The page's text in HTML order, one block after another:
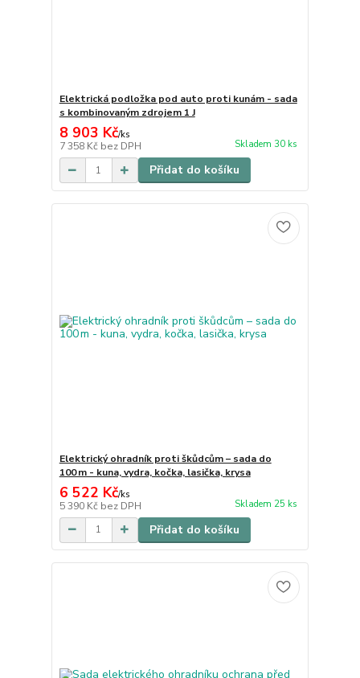
Elektrická podložka pod auto proti kunám - sada
s kombinovaným zdrojem 1 J
8 903 Kč/ks
7 358 Kč bez DPH Skladem 30 ks
Přidat do košíku
Elektrický ohradník proti škůdcům – sada do
100 m - kuna, vydra, kočka, lasička, krysa
6 522 Kč/ks
5 390 Kč bez DPH Skladem 25 ks
Přidat do košíku